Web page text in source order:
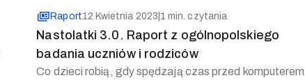
Raport12 Kwietnia 2023 1 min. czytania
Nastolatki 3.0. Raport z ogólnopolskiego
badania uczniów i rodziców
Co dzieci robią, gdy spędzają czas przed komputerem